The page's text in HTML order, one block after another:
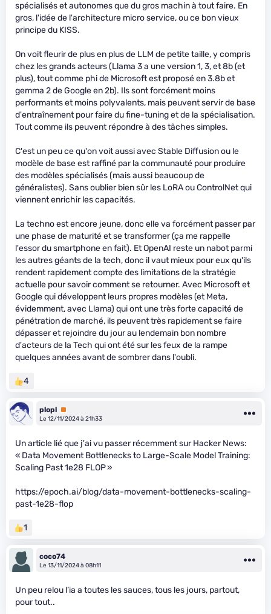
spécialisés et autonomes que du gros machin à tout faire. En
gros, l'idée de l'architecture micro service, ou ce bon vieux
principe du KISS.
On voit fleurir de plus en plus de LLM de petite taille, y compris
chez les grands acteurs (Llama 3 a une version 1, 3, et 8b (et
plus), tout comme phi de Microsoft est proposé en 3.8b et
gemma 2 de Google en 2b). Ils sont forcément moins
performants et moins polyvalents, mais peuvent servir de base
d'entraînement pour faire du fine-tuning et de la spécialisation.
Tout comme ils peuvent répondre à des tâches simples.
C'est un peu ce qu'on voit aussi avec Stable Diffusion ou le
modèle de base est raffiné par la communauté pour produire
des modèles spécialisés (mais aussi beaucoup de
généralistes). Sans oublier bien sûr les LoRA ou ControlNet qui
viennent enrichir les capacités.
La techno est encore jeune, donc elle va forcément passer par
une phase de maturité et se transformer (ça me rappelle
l'essor du smartphone en fait). Et OpenAI reste un nabot parmi
les autres géants de la tech, donc il vaut mieux pour eux qu'ils
rendent rapidement compte des limitations de la stratégie
actuelle pour savoir comment se retourner. Avec Microsoft et
Google qui développent leurs propres modèles (et Meta,
évidemment, avec Llama) qui ont une très forte capacité de
pénétration de marché, ils peuvent très rapidement se faire
dépasser et rejoindre du jour au lendemain bon nombre
d'acteurs de la Tech qui ont été sur les feux de la rampe
quelques années avant de sombrer dans l'oubli.
4
plopl Premium
Le 12/11/2024 à 21h33
Un article lié que j'ai vu passer récemment sur Hacker News:
« Data Movement Bottlenecks to Large-Scale Model Training:
Scaling Past 1e28 FLOP »
https://epoch.ai/blog/data-movement-bottlenecks-scaling-
past-1e28-flop
1
coco74
Le 13/11/2024 à 08h11
Un peu relou l’ia a toutes les sauces, tous les jours, partout,
pour tout..